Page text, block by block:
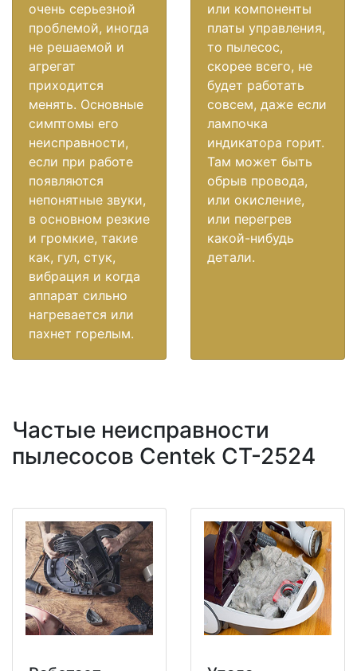
очень серьезной
проблемой, иногда
не решаемой и
агрегат
приходится
менять. Основные
симптомы его
неисправности,
если при работе
появляются
непонятные звуки,
в основном резкие
и громкие, такие
как, гул, стук,
вибрация и когда
аппарат сильно
нагревается или
пахнет горелым.
или компоненты
платы управления,
то пылесос,
скорее всего, не
будет работать
совсем, даже если
лампочка
индикатора горит.
Там может быть
обрыв провода,
или окисление,
или перегрев
какой-нибудь
детали.
Частые неисправности
пылесосов Centek CT-2524